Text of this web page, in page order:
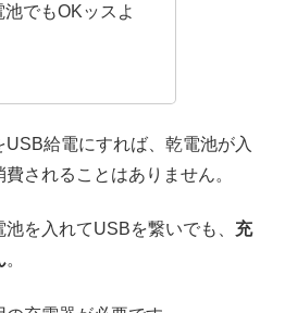
でもOKッスよ
USB給電にすれば、乾電池が入
されることはありません。
を入れてUSBを繋いでも、 充
。